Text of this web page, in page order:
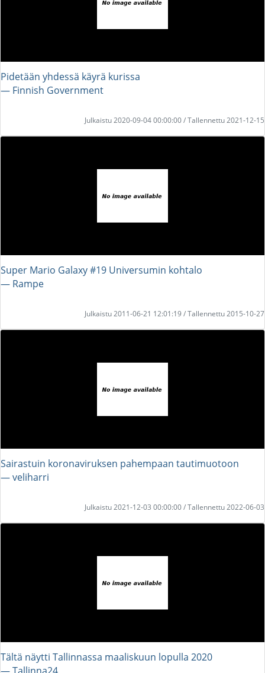
Pidetään yhdessä käyrä kurissa
― Finnish Government
Julkaistu 2020-09-04 00:00:00 / Tallennettu 2021-12-15
Super Mario Galaxy #19 Universumin kohtalo
― Rampe
Julkaistu 2011-06-21 12:01:19 / Tallennettu 2015-10-27
Sairastuin koronaviruksen pahempaan tautimuotoon
― veliharri
Julkaistu 2021-12-03 00:00:00 / Tallennettu 2022-06-03
Tältä näytti Tallinnassa maaliskuun lopulla 2020